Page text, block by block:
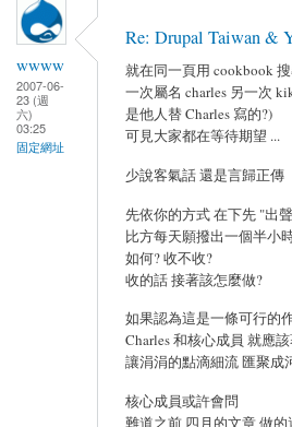
wwww
2007-06-
23 (週
六)
03:25
固定網址
Re: Drupal Taiwan &
就在同一頁用 cookbook
一次屬名 charles 另一次
是他人替 Charles 寫的?)
可見大家都在等待期望 ...
少說客氣話 還是言歸正傳
先依你的方式 在下先 "出
比方每天願撥出一個半小
如何? 收不收?
收的話 接著該怎麼做?
如果認為這是一條可行的
Charles 和核心成員 就應
讓涓涓的點滴細流 匯聚成
核心成員或許會問
難道之前 四月的文章 做